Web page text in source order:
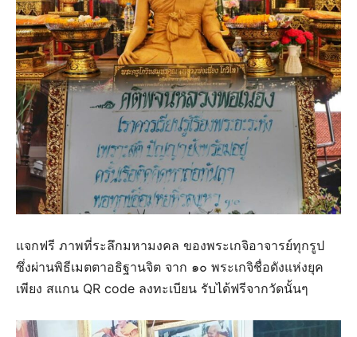
แจกฟรี ภาพที่ระลึกมหามงคล ของพระเกจิอาจารย์ทุกรูป
ซึ่งผ่านพิธีเมตตาอธิฐานจิต จาก ๑๐ พระเกจิชื่อดังแห่งยุค
เพียง สแกน QR code ลงทะเบียน รับได้ฟรีจากวัดนั้นๆ